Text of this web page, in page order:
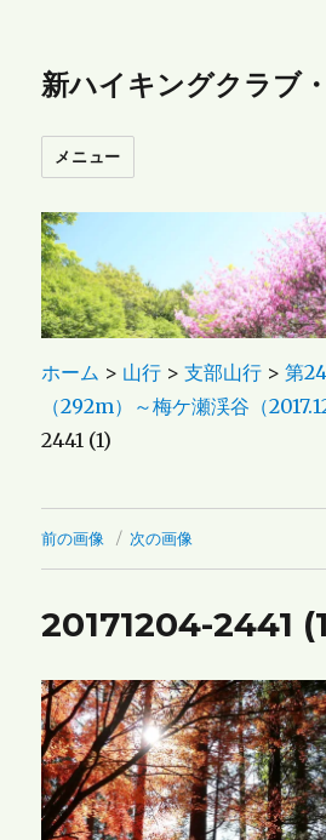
新ハイキングクラブ
メニュー
ホーム > 山行 >支部山行 >第
（292m）～梅ケ瀬渓谷（
2441 (1)
前の画像 次の画像
20171204-2441